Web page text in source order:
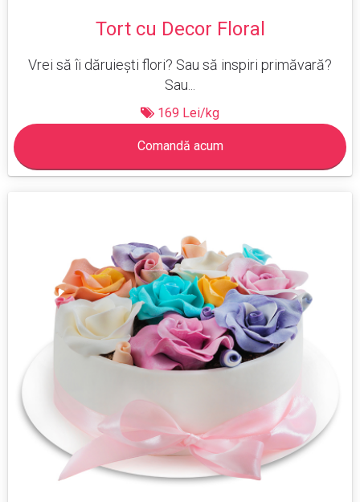
Tort cu Decor Floral
Vrei să îi dăruiești flori? Sau să inspiri primăvară?
Sau...
169 Lei/kg
Comandă acum